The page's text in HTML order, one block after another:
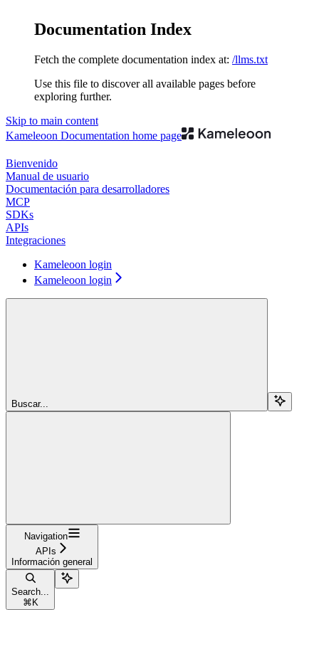
Documentation Index
Fetch the complete documentation index at: /llms.txt
Use this file to discover all available pages before
exploring further.
Skip to main content
Kameleoon Documentation home page
Bienvenido
Manual de usuario
Documentación para desarrolladores
MCP
SDKs
APIs
Integraciones
Kameleoon login
Kameleoon login
Buscar...
Navigation
APIs
Información general
Search...
⌘ K